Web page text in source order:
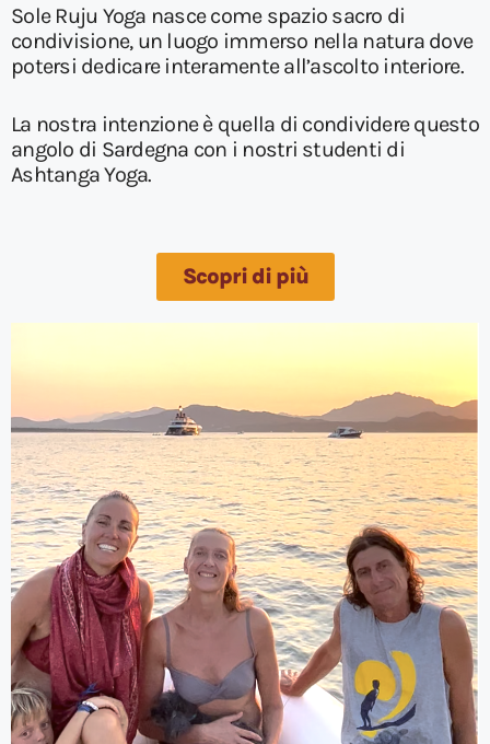
Sole Ruju Yoga nasce come spazio sacro di
condivisione, un luogo immerso nella natura dove
potersi dedicare interamente all’ascolto interiore.
La nostra intenzione è quella di condividere questo
angolo di Sardegna con i nostri studenti di
Ashtanga Yoga.
Scopri di più